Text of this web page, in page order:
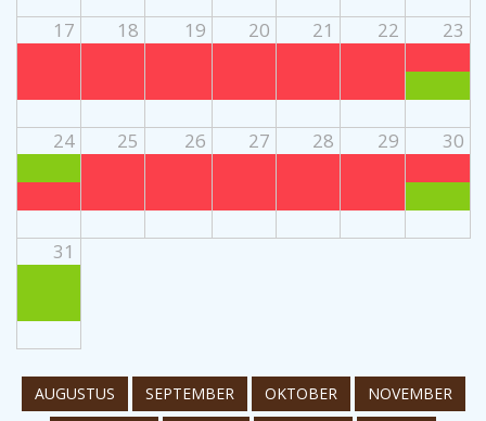
17 18 19 20 21 22 23
24 25 26 27 28 29 30
31
AUGUSTUS SEPTEMBER OKTOBER
NOVEMBER